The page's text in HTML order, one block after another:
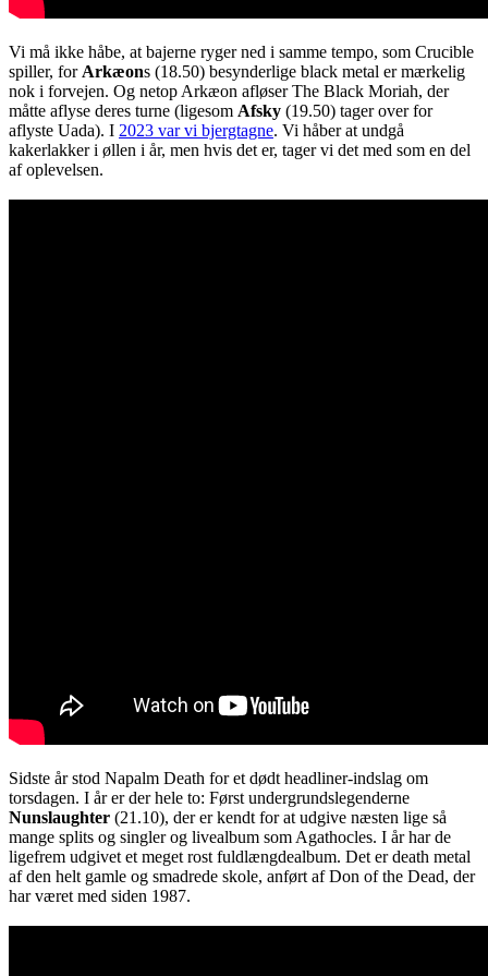
Vi må ikke håbe, at bajerne ryger ned i samme tempo, som Crucible
spiller, for Arkæons (18.50) besynderlige black metal er mærkelig
nok i forvejen. Og netop Arkæon afløser The Black Moriah, der
måtte aflyse deres turne (ligesom Afsky (19.50) tager over for
aflyste Uada). I 2023 var vi bjergtagne. Vi håber at undgå
kakerlakker i øllen i år, men hvis det er, tager vi det med som en del
af oplevelsen.
Sidste år stod Napalm Death for et dødt headliner-indslag om
torsdagen. I år er der hele to: Først undergrundslegenderne
Nunslaughter (21.10), der er kendt for at udgive næsten lige så
mange splits og singler og livealbum som Agathocles. I år har de
ligefrem udgivet et meget rost fuldlængdealbum. Det er death metal
af den helt gamle og smadrede skole, anført af Don of the Dead, der
har været med siden 1987.